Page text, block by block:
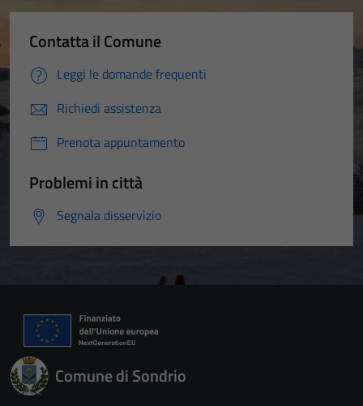
Contatta il Comune
Leggi le domande frequenti
Richiedi assistenza
Prenota appuntamento
Problemi in città
Segnala disservizio
Comune di Sondrio